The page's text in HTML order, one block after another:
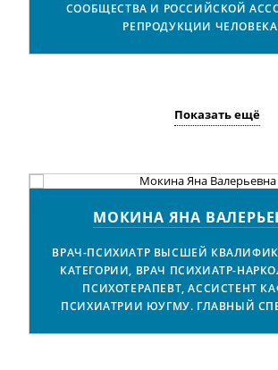
СООБЩЕСТВА И РОССИЙСКОЙ
РЕПРОДУКЦИИ ЧЕЛОВЕКА
Показать ещё
МОКИНА ЯНА
ВРАЧ-ПСИХИАТР ВЫСШЕЙ
КАТЕГОРИИ, ВРАЧ ПСИХИАТР-
ПСИХОТЕРАПЕВТ, АССИСТЕНТ
ПСИХИАТРИИ ЮУГМУ. ГЛАВНЫЙ